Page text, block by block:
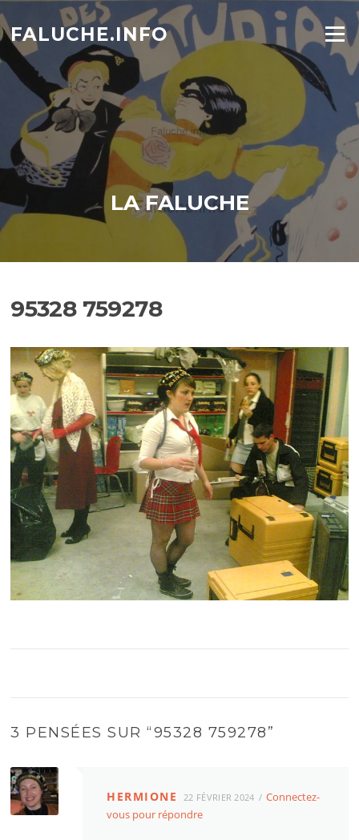
au
contenu
FALUCHE.INFO Menu
LA FALUCHE
95328 759278
3 PENSÉES SUR “95328 759278”
HERMIONE 22 FÉVRIER 2024
Connectez-
vous pour répondre